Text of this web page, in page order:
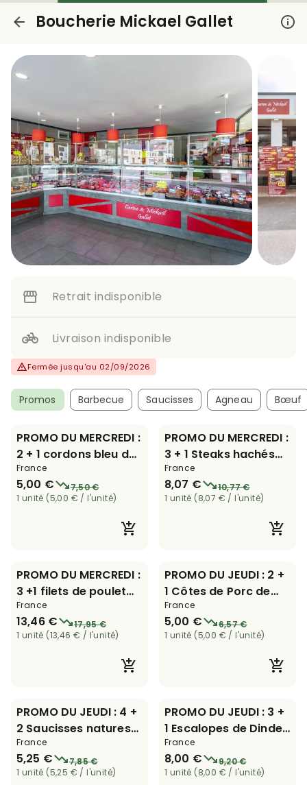
Boucherie Mickael Gallet
Retrait indisponible
Livraison indisponible
Fermée jusqu'au 02/09/2026
Promos Barbecue Saucisses Agneau Bœuf
PROMO DU MERCREDI :
2 + 1 cordons bleu de
125 g
France
5,00 €
7,50 €
1 unité (5,00 € / l'unité)
PROMO DU MERCREDI :
3 + 1 Steaks hachés
de 150 g
France
8,07 €
10,77 €
1 unité (8,07 € / l'unité)
PROMO DU MERCREDI :
3 +1 filets de poulet
de 250 g
France
13,46 €
17,95 €
1 unité (13,46 € / l'unité)
PROMO DU JEUDI : 2 +
1 Côtes de Porc de
200 g
France
5,00 €
6,57 €
1 unité (5,00 € / l'unité)
PROMO DU JEUDI : 4 +
2 Saucisses natures
ou herbes de 80 g
France
5,25 €
7,85 €
1 unité (5,25 € / l'unité)
PROMO DU JEUDI : 3 +
1 Escalopes de Dinde
de 150 g
France
8,00 €
9,20 €
1 unité (8,00 € / l'unité)